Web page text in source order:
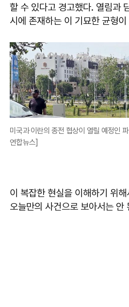
할 수 있다고 경고했다. 열림과
시에 존재하는 이 기묘한 균형
미국과 이란의 종전 협상이 열릴 예정인
연합뉴스]
이 복잡한 현실을 이해하기 위
오늘만의 사건으로 보아서는 안